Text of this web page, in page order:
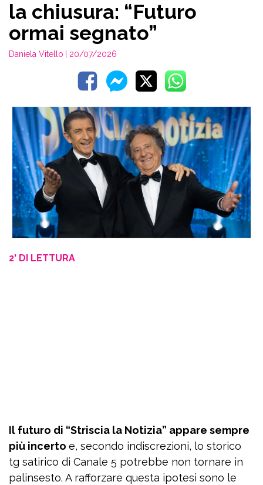
la chiusura: “Futuro
ormai segnato”
Daniela Vitello | 20/07/2026
2' DI LETTURA
Il futuro di “Striscia la Notizia” appare sempre
più incerto e, secondo indiscrezioni, lo storico
tg satirico di Canale 5 potrebbe non tornare in
palinsesto. A rafforzare questa ipotesi sono le